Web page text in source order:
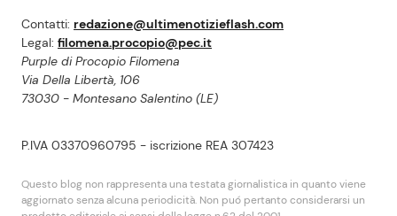
Contatti: redazione@ultimenotizieflash.com
Legal: filomena.procopio@pec.it
Purple di Procopio Filomena
Via Della Libertà, 106
73030 - Montesano Salentino (LE)
P.IVA 03370960795 - iscrizione REA 307423
Questo blog non rappresenta una testata giornalistica in quanto viene
aggiornato senza alcuna periodicità. Non puó pertanto considerarsi un